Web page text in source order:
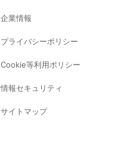
企業情報
プライバシーポリシー
Cookie等利用ポリシー
情報セキュリティ
サイトマップ